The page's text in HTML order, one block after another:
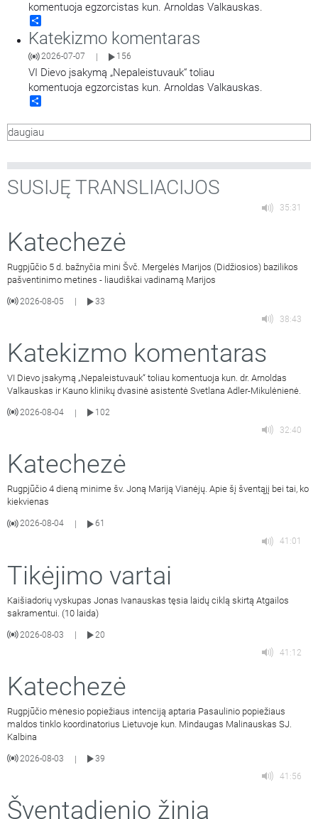
komentuoja egzorcistas kun. Arnoldas Valkauskas.
Katekizmo komentaras
2026-07-07 156
VI Dievo įsakymą „Nepaleistuvauk“ toliau
komentuoja egzorcistas kun. Arnoldas Valkauskas.
daugiau
SUSIJĘ TRANSLIACIJOS
35:31
Katechezė
Rugpjūčio 5 d. bažnyčia mini Švč. Mergelės Marijos (Didžiosios) bazilikos
pašventinimo metines - liaudiškai vadinamą Marijos
2026-08-05
33
38:43
Katekizmo komentaras
VI Dievo įsakymą „Nepaleistuvauk“ toliau komentuoja kun. dr. Arnoldas
Valkauskas ir Kauno klinikų dvasinė asistentė Svetlana Adler-Mikulėnienė.
2026-08-04 |
102
32:40
Katechezė
Rugpjūčio 4 dieną minime šv. Joną Mariją Vianėjų. Apie šį šventąjį bei tai, ko
kiekvienas
2026-08-04
61
41:01
Tikėjimo vartai
Kaišiadorių vyskupas Jonas Ivanauskas tęsia laidų ciklą skirtą Atgailos
sakramentui. (10 laida)
2026-08-03
20
41:12
Katechezė
Rugpjūčio mėnesio popiežiaus intenciją aptaria Pasaulinio popiežiaus
maldos tinklo koordinatorius Lietuvoje kun. Mindaugas Malinauskas SJ.
Kalbina
2026-08-03 |
39
41:56
Šventadienio žinia